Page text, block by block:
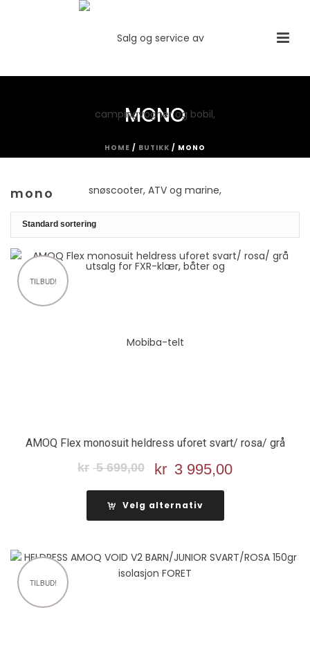
MONO
HOME / BUTIKK / MONO
mono
TILBUD!
AMOQ Flex monosuit heldress uforet svart/ rosa/ grå
kr 5 699,00
Opprinnelig
pris
var:
kr 5
kr 3 995,00Nåværende
Velg alternativ
TILBUD!